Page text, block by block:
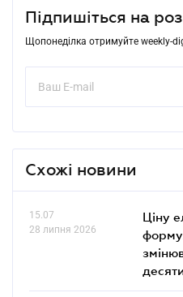
Підпишіться на
Щопонеділка отримуйте weekly-
Схожі новини
15.07
28 липня 2026
Ціну